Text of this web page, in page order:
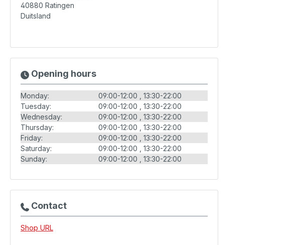
40880 Ratingen
Duitsland
Opening hours
Monday: 09:00-12:00
13:30-22:00
Tuesday:
09:00-12:00
13:30-22:00
Wednesday:
09:00-12:00
13:30-22:00
Thursday:
09:00-12:00
13:30-22:00
Friday:
09:00-12:00
13:30-22:00
Saturday:
09:00-12:00
13:30-22:00
Sunday:
09:00-12:00 13:30-22:00
Contact
Shop URL